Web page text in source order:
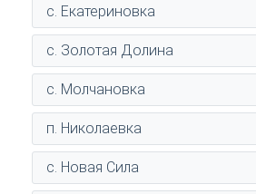
с. Екатериновка
с. Золотая Долина
с. Молчановка
п. Николаевка
с. Новая Сила